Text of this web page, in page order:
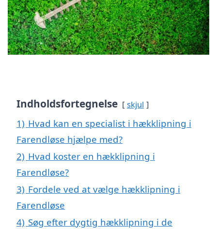
Indholdsfortegnelse skjul
1) Hvad kan en specialist i hækklipning i
Farendløse hjælpe med?
2) Hvad koster en hækklipning i
Farendløse?
3) Fordele ved at vælge hækklipning i
Farendløse
4) Søg efter dygtig hækklipning i de